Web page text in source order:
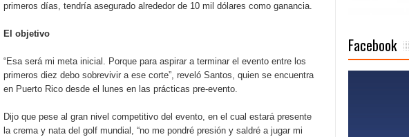
unen al regreso de Pavel Núñez y su “Bipolarband” a Hard Rock Café Santo
Banreservas seguirá impulsando la seguridad alimentaria tras salida de RD
primeros días, tendría asegurado alrededor de 10 mil dólares como ganancia.
El objetivo
“Esa será mi meta inicial. Porque para aspirar a terminar el evento entre los
primeros diez debo sobrevivir a ese corte”, reveló Santos, quien se encuentra
en Puerto Rico desde el lunes en las prácticas pre-evento.
Dijo que pese al gran nivel competitivo del evento, en el cual estará presente
la crema y nata del golf mundial, “no me pondré presión y saldré a jugar mi
Facebook